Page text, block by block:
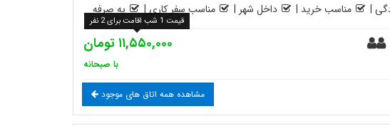
| مناسب خرید | داخل شهر | مناسب سفر کاری| به صرفه
۱۱,۵۵۰,۰۰۰ تومان
با صبحانه
قیمت 1 شب اقامت برای 2 نفر
مشاهده همه اتاق های موجود